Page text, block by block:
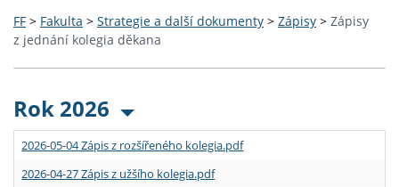
FF > Fakulta > Strategie a další dokumenty > Zápisy > Zápisy
z jednání kolegia děkana
Rok 2026
2026-05-04 Zápis z rozšířeného kolegia.pdf
2026-04-27 Zápis z užšího kolegia.pdf